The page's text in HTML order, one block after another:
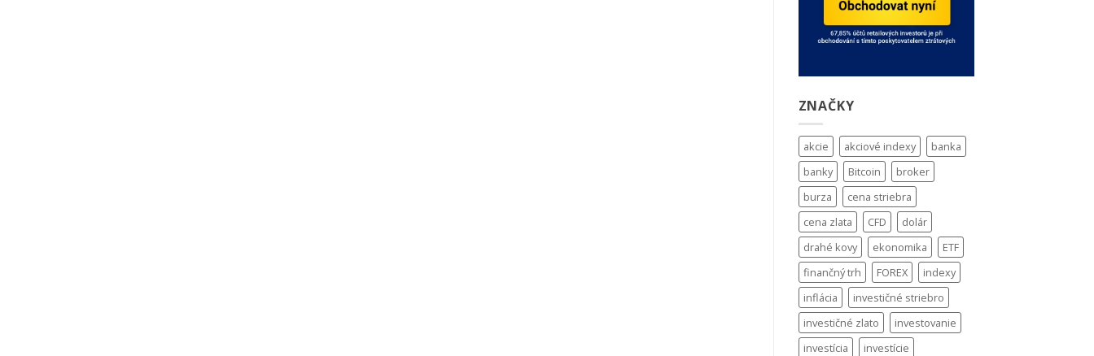
ZNAČKY
akcie akciové indexy
banka
banky
Bitcoin
broker
burza
cena striebra
cena zlata
CFD
dolár
drahé kovy
ekonomika
ETF
finančný trh
FOREX
indexy
inflácia
investičné striebro
investičné zlato
investovanie
investícia
investície